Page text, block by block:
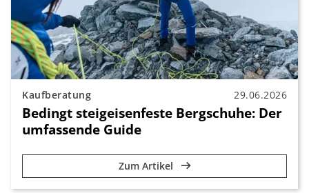
Kaufberatung 29.06.2026
Bedingt steigeisenfeste Bergschuhe: Der
umfassende Guide
Zum Artikel